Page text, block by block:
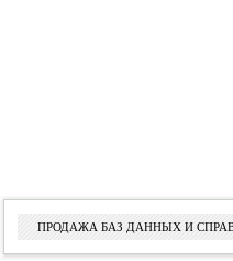
ПРОДАЖА БАЗ ДАННЫХ И